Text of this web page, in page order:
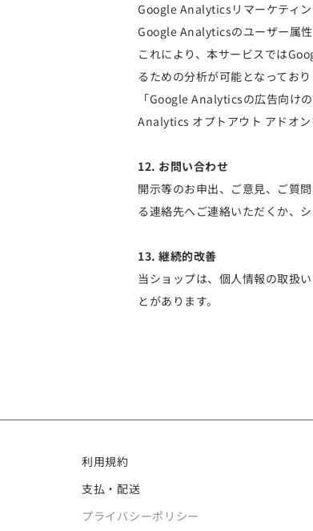
Google Analyticsリマーケティ
Google Analyticsのユーザー属
これにより、本サービスでは
るための分析が可能となっており
「Google Analyticsの広告向け
Analytics オプトアウト アドオン
12. お問い合わせ
開示等のお申出、ご意見、ご質
る連絡先へご連絡いただくか、
13. 継続的改善
当ショップは、個人情報の取扱
とがあります。
利用規約
支払・配送
プライバシーポリシー